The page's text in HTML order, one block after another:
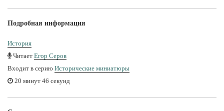
Подробная информация
История
Читает Егор Серов
Входит в серию Исторические миниатюры
20 минут 46 секунд